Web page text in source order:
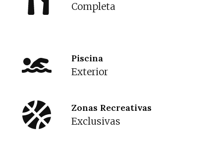
Completa
Piscina
Exterior
Zonas Recreativas
Exclusivas